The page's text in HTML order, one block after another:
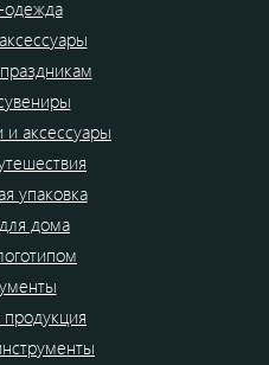
аксессуары
упаковка
дома
продукция